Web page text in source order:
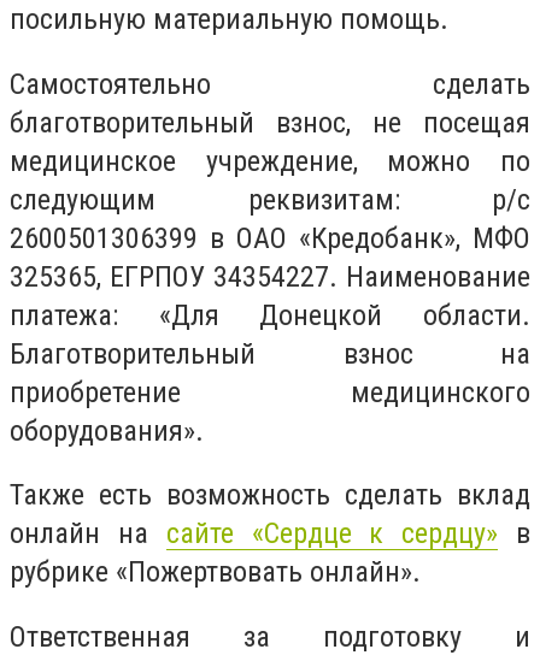
посильную материальную помощь.
Самостоятельно сделать
благотворительный взнос, не посещая
медицинское учреждение, можно по
следующим реквизитам: р/с
2600501306399 в ОАО «Кредобанк», МФО
325365, ЕГРПОУ 34354227. Наименование
платежа: «Для Донецкой области.
Благотворительный взнос на
приобретение медицинского
оборудования».
Также есть возможность сделать вклад
онлайн на сайте «Сердце к сердцу» в
рубрике «Пожертвовать онлайн».
Ответственная за подготовку и